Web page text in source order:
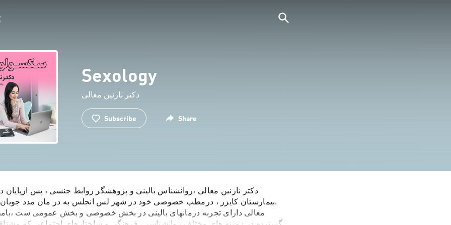
Sexology
دکتر نازنین معالی
Subscribe Share
دکتر نازنین معالی ،روانشناس بالینی و پژوهشگر روابط جنسی ، پس
.بیمارستان کایزر ، درمطب خصوصی خود در شهر لس انجلس به در مان مدد جویان
معالی دارای تجربه درمانهای بالینی در بخش خصوصی و بخش عمومی ست